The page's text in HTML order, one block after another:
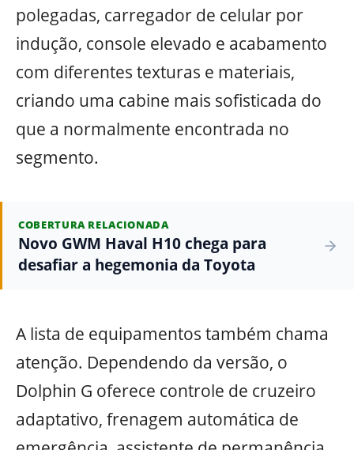
polegadas, carregador de celular por
indução, console elevado e acabamento
com diferentes texturas e materiais,
criando uma cabine mais sofisticada do
que a normalmente encontrada no
segmento.
COBERTURA RELACIONADA
Novo GWM Haval H10 chega para
desafiar a hegemonia da Toyota
A lista de equipamentos também chama
atenção. Dependendo da versão, o
Dolphin G oferece controle de cruzeiro
adaptativo, frenagem automática de